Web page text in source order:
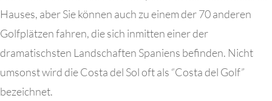
Hauses, aber Sie können auch zu einem der 70 anderen
Golfplätzen fahren, die sich inmitten einer der
dramatischsten Landschaften Spaniens befinden. Nicht
umsonst wird die Costa del Sol oft als “Costa del Golf”
bezeichnet.